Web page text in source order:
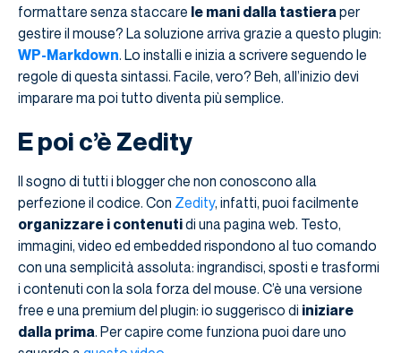
formattare senza staccare le mani dalla tastieraper
gestire il mouse? La soluzione arriva grazie a questo plugin:
WP-Markdown. Lo installi e inizia a scrivere seguendo le
regole di questa sintassi. Facile, vero? Beh, all’inizio devi
imparare ma poi tutto diventa più semplice.
E poi c’è Zedity
Il sogno di tutti i blogger che non conoscono alla
perfezione il codice. Con Zedity, infatti, puoi facilmente
organizzare i contenutidi una pagina web. Testo,
immagini, video ed embedded rispondono al tuo comando
con una semplicità assoluta: ingrandisci, sposti e trasformi
i contenuti con la sola forza del mouse. C’è una versione
free e una premium del plugin: io suggerisco di iniziare
dalla prima. Per capire come funziona puoi dare uno